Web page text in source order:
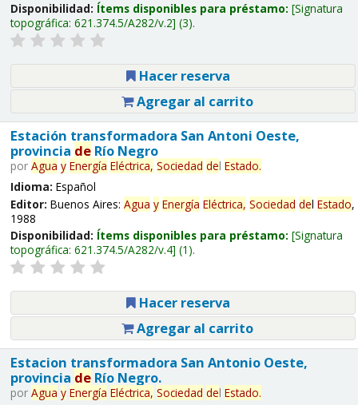
Disponibilidad: Ítems disponibles para préstamo: Signatura
topográfica: 621.374.5/A282/v.2 (3).
Hacer reserva
Agregar al carrito
Estación transformadora San Antoni Oeste,
provincia deRío Negro
por Agua y Energía Eléctrica, Sociedad del Estado.
Idioma: Español
Editor: Buenos Aires: Agua y Energía Eléctrica, Sociedad del Estado,
1988
Disponibilidad: Ítems disponibles para préstamo: Signatura
topográfica: 621.374.5/A282/v.4 (1).
Hacer reserva
Agregar al carrito
Estacion transformadora San Antonio Oeste,
provincia deRío Negro.
por Agua y Energía Eléctrica, Sociedad del Estado.